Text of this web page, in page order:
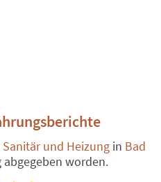
und Heizung in Bad
worden.